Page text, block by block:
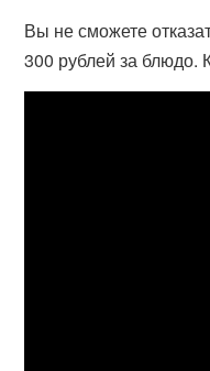
Вы не сможете
300 рублей за блюдо.